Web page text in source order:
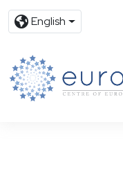
English